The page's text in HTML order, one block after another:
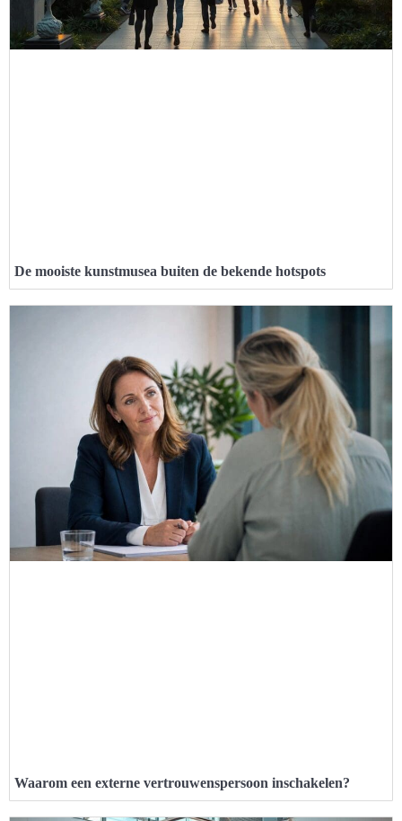
De mooiste kunstmusea buiten de bekende hotspots
Waarom een externe vertrouwenspersoon inschakelen?